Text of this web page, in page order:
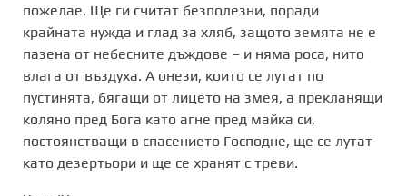
пожелае. Ще ги считат безполезни, поради
крайната нужда и глад за хляб, защото земята не е
пазена от небесните дъждове – и няма роса, нито
влага от въздуха. А онези, които се лутат по
пустинята, бягащи от лицето на змея, а прекланящи
коляно пред Бога като агне пред майка си,
постоянстващи в спасението Господне, ще се лутат
като дезертьори и ще се хранят с треви.